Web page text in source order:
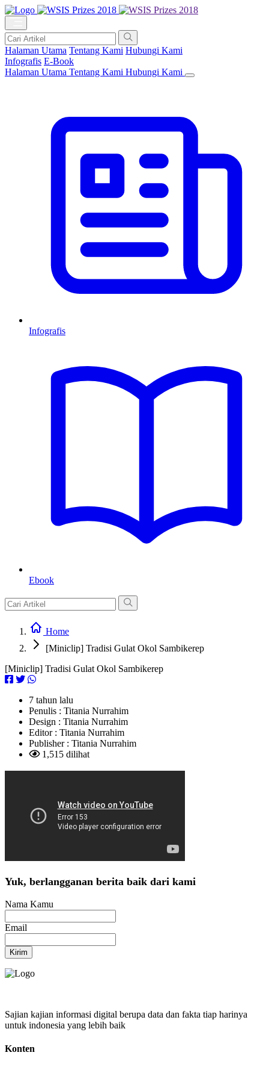
Halaman Utama Tentang Kami Hubungi Kami
Infografis E-Book
Halaman Utama Tentang Kami Hubungi Kami
Infografis
Ebook
Home
[Miniclip] Tradisi Gulat Okol Sambikerep
[Miniclip] Tradisi Gulat Okol Sambikerep
7 tahun lalu
Penulis : Titania Nurrahim
Design : Titania Nurrahim
Editor : Titania Nurrahim
Publisher : Titania Nurrahim
1,515 dilihat
Yuk, berlangganan berita baik dari kami
Nama Kamu
Email
Kirim
Sajian kajian informasi digital berupa data dan fakta tiap harinya
untuk indonesia yang lebih baik
Konten